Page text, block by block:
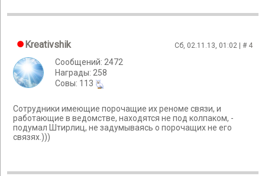
Kreativshik Сб, 02.11.13, 01:02 | # 4
Сообщений: 2472
Награды: 258
Cовы: 113
Сотрудники имеющие порочащие их реноме связи, и
работающие в ведомстве, находятся не под колпаком, -
подумал Штирлиц, не задумываясь о порочащих не его
связях.)))